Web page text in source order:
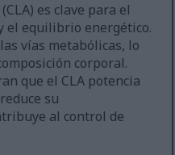
es clave para el
el equilibrio energético.
vías metabólicas, lo
corporal.
que el CLA potencia
su
al control de